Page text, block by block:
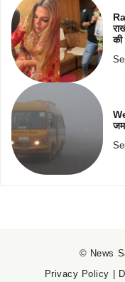
की
© News
Privacy Policy |